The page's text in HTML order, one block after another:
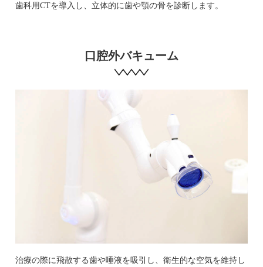
歯科用CTを導入し、立体的に歯や顎の骨を診断します。
口腔外バキューム
治療の際に飛散する歯や唾液を吸引し、衛生的な空気を維持し